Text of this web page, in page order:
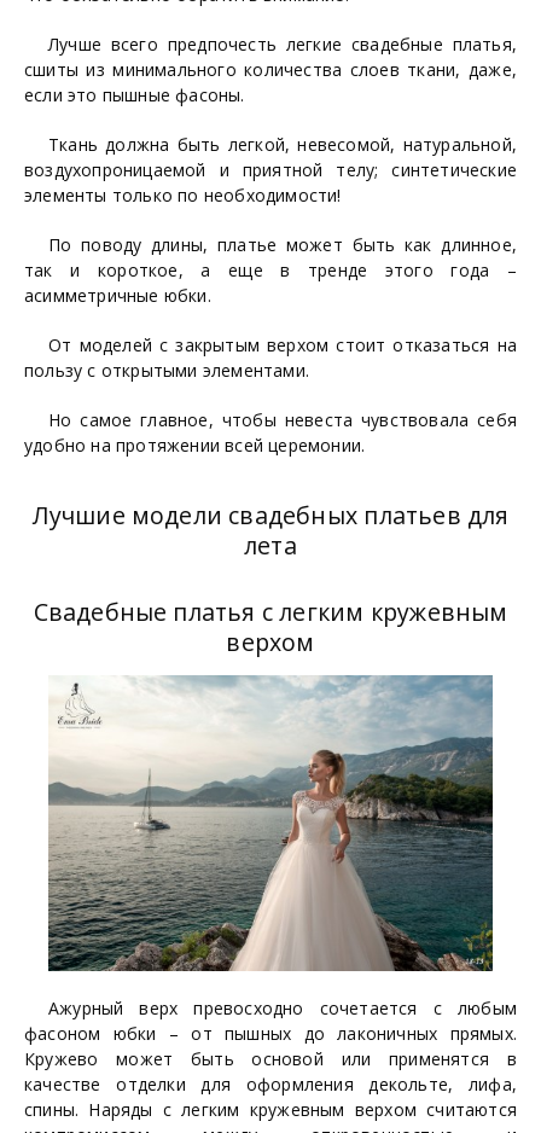
Лучше всего предпочесть легкие свадебные платья,
сшиты из минимального количества слоев ткани, даже,
если это пышные фасоны.
Ткань должна быть легкой, невесомой, натуральной,
воздухопроницаемой и приятной телу; синтетические
элементы только по необходимости!
По поводу длины, платье может быть как длинное,
так и короткое, а еще в тренде этого года –
асимметричные юбки.
От моделей с закрытым верхом стоит отказаться на
пользу с открытыми элементами.
Но самое главное, чтобы невеста чувствовала себя
удобно на протяжении всей церемонии.
Лучшие модели свадебных платьев для
лета
Свадебные платья с легким кружевным
верхом
Ажурный верх превосходно сочетается с любым
фасоном юбки – от пышных до лаконичных прямых.
Кружево может быть основой или применятся в
качестве отделки для оформления декольте, лифа,
спины. Наряды с легким кружевным верхом считаются